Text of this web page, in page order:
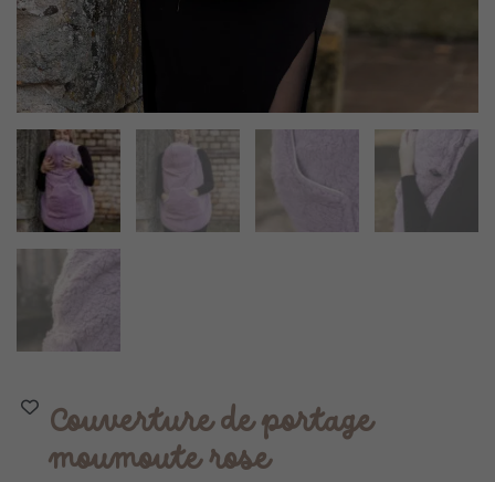
Couverture de portage
moumoute rose